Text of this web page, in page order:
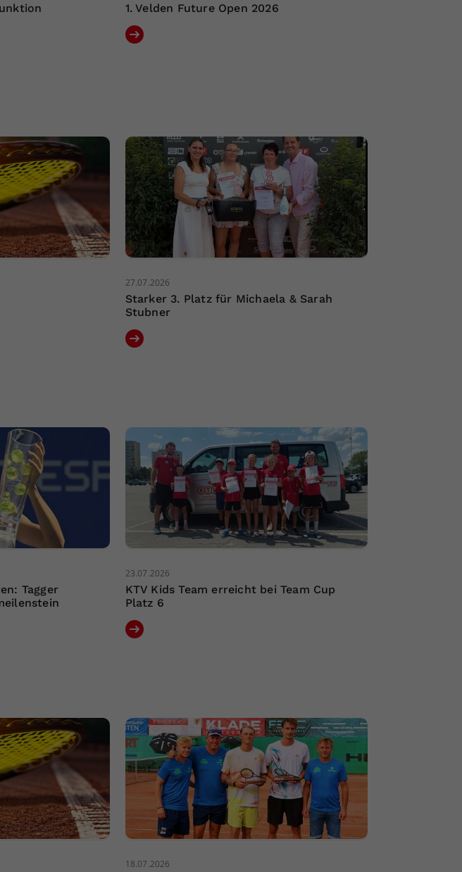
1. Velden Future Open 2026
27.07.2026
Starker 3. Platz für Michaela & Sarah
Stubner
Tagger
23.07.2026
KTV Kids Team erreicht bei Team Cup
Platz 6
18.07.2026